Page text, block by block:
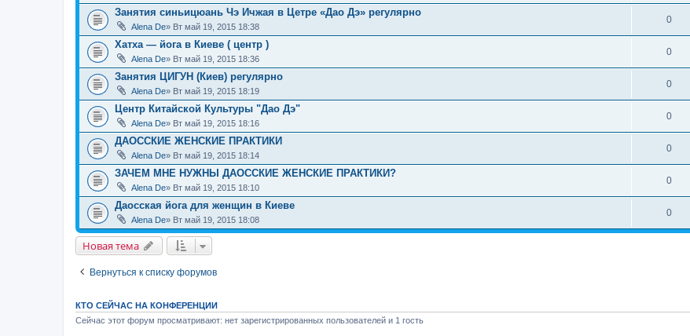
Занятия синьицюань Чэ Ичжая в Цетре «Дао Дэ» регулярно
Alena De» Вт май 19, 2015 18:38
0
Хатха — йога в Киеве ( центр )
Alena De» Вт май 19, 2015 18:36
0
Занятия ЦИГУН (Киев) регулярно
Alena De» Вт май 19, 2015 18:19
0
Центр Китайской Культуры "Дао Дэ"
Alena De» Вт май 19, 2015 18:16
0
ДАОССКИЕ ЖЕНСКИЕ ПРАКТИКИ
Alena De» Вт май 19, 2015 18:14
0
ЗАЧЕМ МНЕ НУЖНЫ ДАОССКИЕ ЖЕНСКИЕ ПРАКТИКИ?
Alena De» Вт май 19, 2015 18:10
0
Даосская йога для женщин в Киеве
Alena De» Вт май 19, 2015 18:08
0
Новая тема
Вернуться к списку форумов
КТО СЕЙЧАС НА КОНФЕРЕНЦИИ
Сейчас этот форум просматривают: нет зарегистрированных пользователей и 1 гость